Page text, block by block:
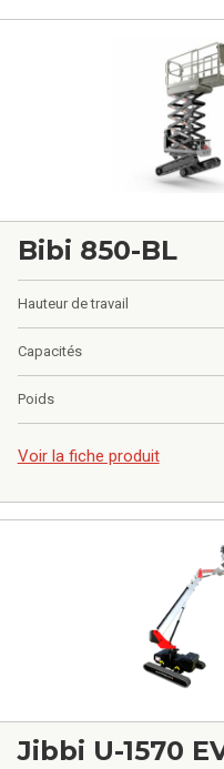
Bibi 850-BL
Hauteur de travail
Capacités
Poids
Voir la fiche produit
Jibbi U-1570